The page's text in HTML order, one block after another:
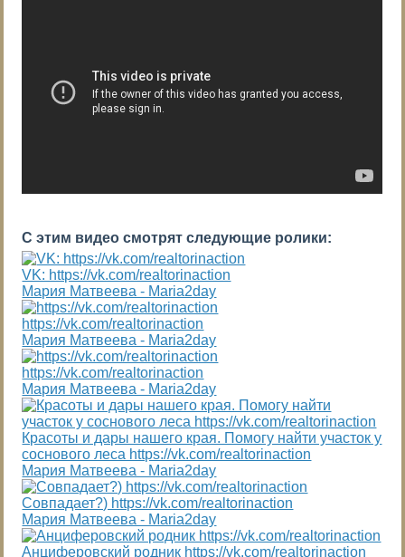
С этим видео смотрят следующие ролики:
VK: https://vk.com/realtorinaction
Мария Матвеева - Maria2day
https://vk.com/realtorinaction
Мария Матвеева - Maria2day
https://vk.com/realtorinaction
Мария Матвеева - Maria2day
Красоты и дары нашего края. Помогу найти участок у
соснового леса https://vk.com/realtorinaction
Мария Матвеева - Maria2day
Совпадает?) https://vk.com/realtorinaction
Мария Матвеева - Maria2day
Анциферовский родник https://vk.com/realtorinaction